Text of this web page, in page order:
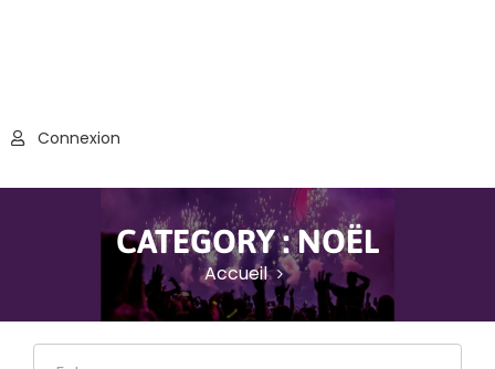
Connexion
CATEGORY :NOËL
Accueil